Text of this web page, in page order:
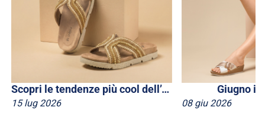
Scopri le tendenze più cool dell’estate 2026
15 lug 2026
Giugno
08 giu 2026